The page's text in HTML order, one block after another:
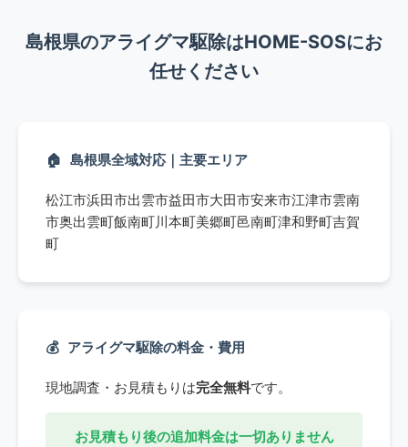
島根県のアライグマ駆除はHOME-SOSにお
任せください
🏠 島根県全域対応｜主要エリア
松江市浜田市出雲市益田市大田市安来市江津市雲南
市奥出雲町飯南町川本町美郷町邑南町津和野町吉賀
町
💰 アライグマ駆除の料金・費用
現地調査・お見積もりは完全無料です。
お見積もり後の追加料金は一切ありません